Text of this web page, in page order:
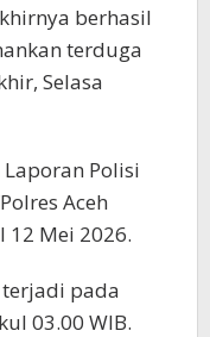
berhasil
terduga
Selasa
Polisi
Aceh
12 Mei 2026.
pada
03.00 WIB.